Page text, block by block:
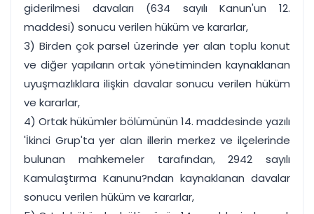
giderilmesi davaları (634 sayılı Kanun'un 12.
maddesi) sonucu verilen hüküm ve kararlar,
3) Birden çok parsel üzerinde yer alan toplu konut
ve diğer yapıların ortak yönetiminden kaynaklanan
uyuşmazlıklara ilişkin davalar sonucu verilen hüküm
ve kararlar,
4) Ortak hükümler bölümünün 14. maddesinde yazılı
'İkinci Grup'ta yer alan illerin merkez ve ilçelerinde
bulunan mahkemeler tarafından, 2942 sayılı
Kamulaştırma Kanunu?ndan kaynaklanan davalar
sonucu verilen hüküm ve kararlar,